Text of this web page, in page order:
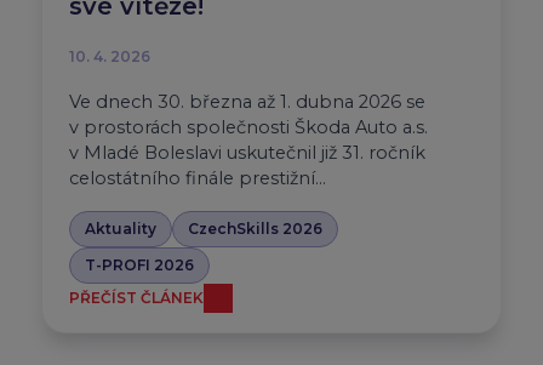
10. 4. 2026
Ve dnech 30. března až 1. dubna 2026 se
v prostorách společnosti Škoda Auto a.s.
v Mladé Boleslavi uskutečnil již 31. ročník
celostátního finále prestižní…
Aktuality
CzechSkills 2026
T-PROFI 2026
PŘEČÍST ČLÁNEK